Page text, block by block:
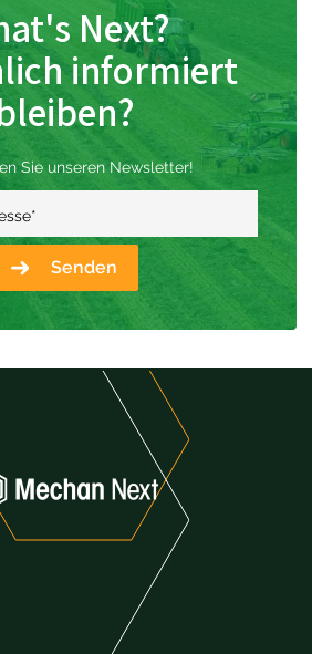
Next?
informiert
Sie unseren Newsletter!
*
Senden